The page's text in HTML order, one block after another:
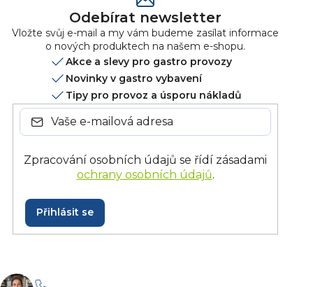
Odebírat newsletter
Vložte svůj e-mail a my vám budeme zasílat informace
o nových produktech na našem e-shopu.
Akce a slevy pro gastro provozy
Novinky v gastro vybavení
Tipy pro provoz a úsporu nákladů
Zpracování osobních údajů se řídí zásadami
ochrany osobních údajů.
Přihlásit se